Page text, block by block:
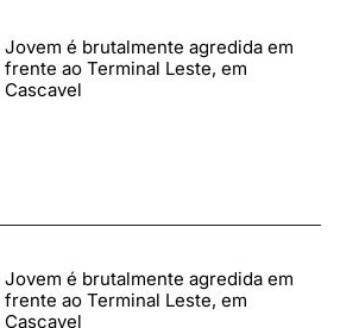
Jovem é brutalmente agredida em
frente ao Terminal Leste, em
Cascavel
Jovem é brutalmente agredida em
frente ao Terminal Leste, em
Cascavel